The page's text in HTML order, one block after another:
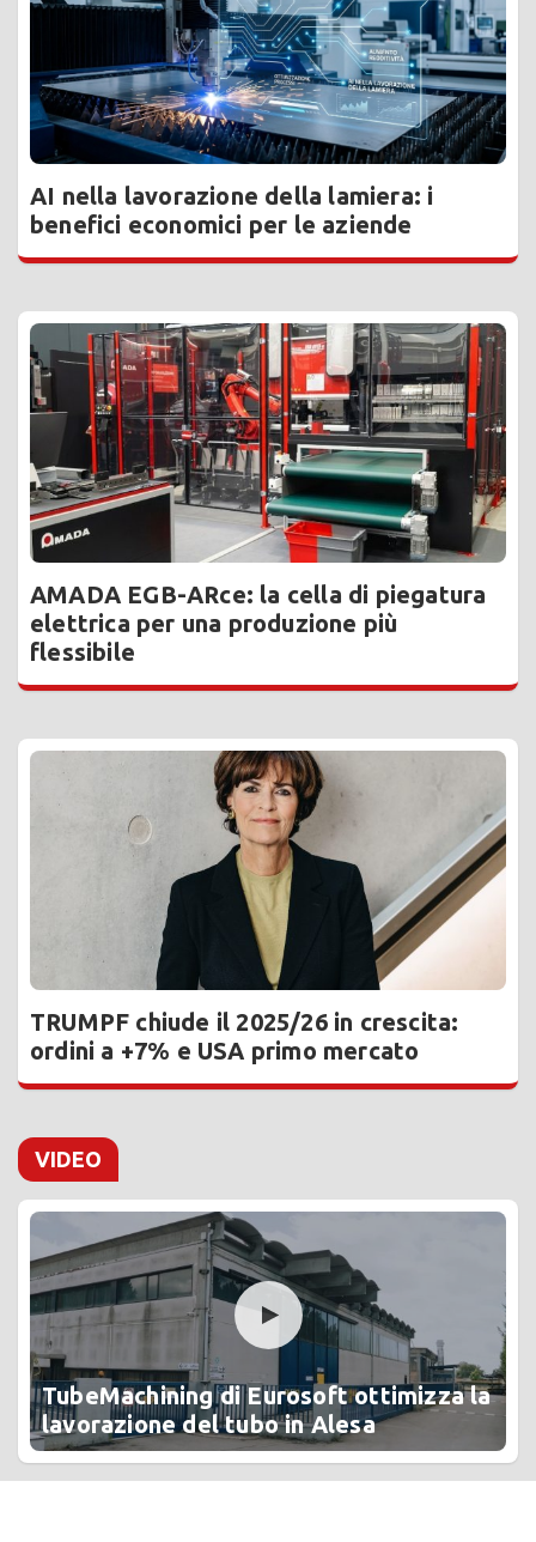
AI nella lavorazione della lamiera: i
benefici economici per le aziende
AMADA EGB-ARce: la cella di piegatura
elettrica per una produzione più
flessibile
TRUMPF chiude il 2025/26 in crescita:
ordini a +7% e USA primo mercato
VIDEO
TubeMachining di Eurosoft ottimizza la
lavorazione del tubo in Alesa